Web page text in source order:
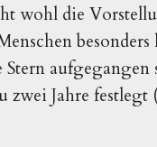
wohl die
aufgegangen
zwei Jahre festlegt